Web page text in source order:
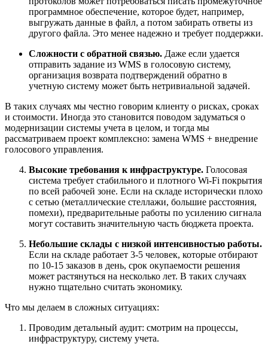
программное обеспечение, которое будет, например,
выгружать данные в файл, а потом забирать ответы из
другого файла. Это менее надежно и требует поддержки.
Сложности с обратной связью. Даже если удается
отправить задание из WMS в голосовую систему,
организация возврата подтверждений обратно в
учетную систему может быть нетривиальной задачей.
В таких случаях мы честно говорим клиенту о рисках, сроках
и стоимости. Иногда это становится поводом задуматься о
модернизации системы учета в целом, и тогда мы
рассматриваем проект комплексно: замена WMS + внедрение
голосового управления.
Высокие требования к инфраструктуре. Голосовая
система требует стабильного и плотного Wi-Fi покрытия
по всей рабочей зоне. Если на складе исторически плохо
с сетью (металлические стеллажи, большие расстояния,
помехи), предварительные работы по усилению сигнала
могут составить значительную часть бюджета проекта.
Небольшие склады с низкой интенсивностью работы.
Если на складе работает 3-5 человек, которые отбирают
по 10-15 заказов в день, срок окупаемости решения
может растянуться на несколько лет. В таких случаях
нужно тщательно считать экономику.
Что мы делаем в сложных ситуациях:
Проводим детальный аудит: смотрим на процессы,
инфраструктуру, систему учета.